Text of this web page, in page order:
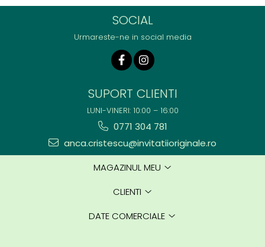
SOCIAL
Urmareste-ne in social media
SUPORT CLIENTI
LUNI-VINERI: 10:00 – 16:00
0771 304 781
anca.cristescu@invitatiioriginale.ro
MAGAZINUL MEU
CLIENTI
DATE COMERCIALE